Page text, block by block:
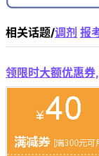
相关话题/调剂 报
领限时大额优惠